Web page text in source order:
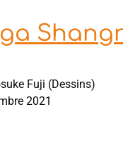
Fuji (Dessins)
2021